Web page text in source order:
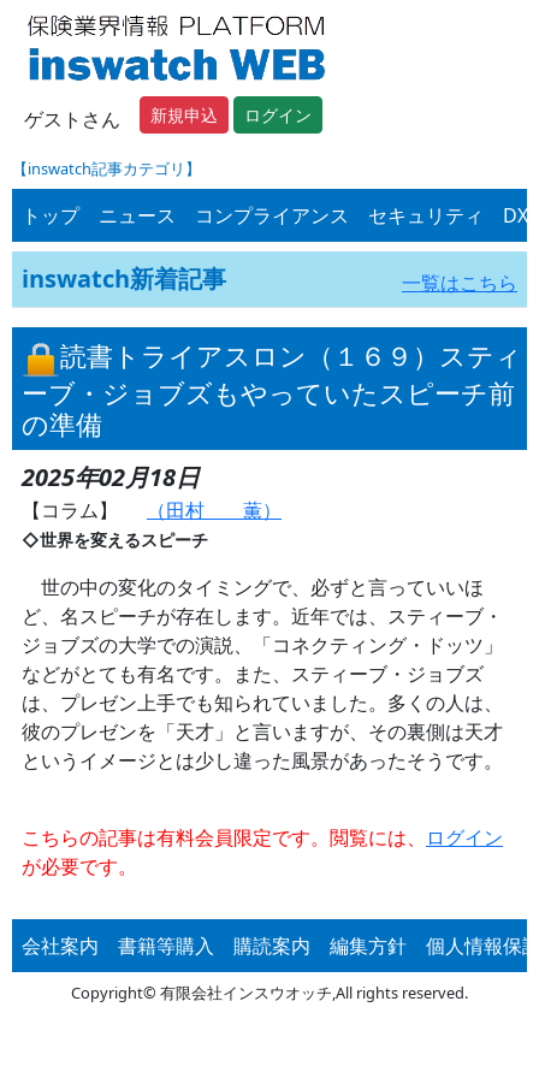
ゲストさん 新規申込 ログイン
【inswatch記事カテゴリ】
トップ ニュース コンプライアンス セキュリティ DX
inswatch新着記事 一覧はこちら
読書トライアスロン（１６９）スティ
ーブ・ジョブズもやっていたスピーチ前
の準備
2025年02月18日
【コラム】 （田村 薫）
◇世界を変えるスピーチ
世の中の変化のタイミングで、必ずと言っていいほ
ど、名スピーチが存在します。近年では、スティーブ・
ジョブズの大学での演説、「コネクティング・ドッツ」
などがとても有名です。また、スティーブ・ジョブズ
は、プレゼン上手でも知られていました。多くの人は、
彼のプレゼンを「天才」と言いますが、その裏側は天才
というイメージとは少し違った風景があったそうです。
こちらの記事は有料会員限定です。閲覧には、
ログイン
が必要です。
会社案内 書籍等購入 購読案内 編集方針 個人情報保
Copyright© 有限会社インスウオッチ,All rights reserved.